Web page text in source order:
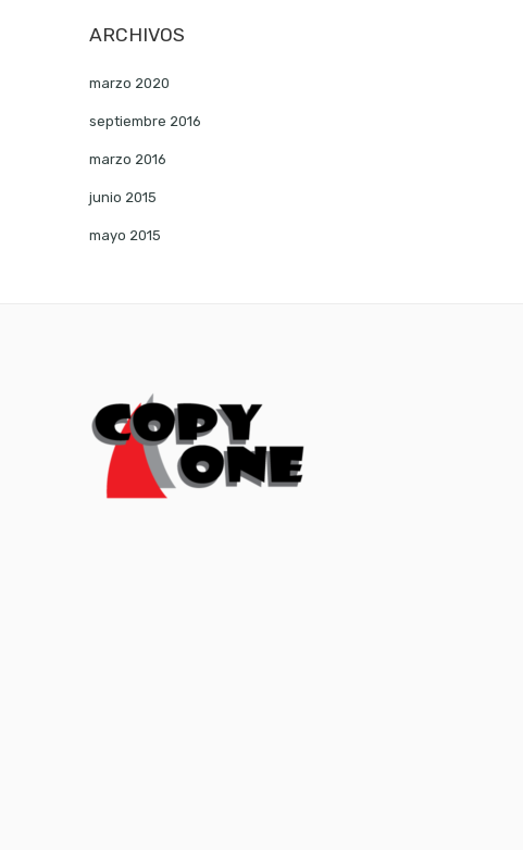
ARCHIVOS
marzo 2020
septiembre 2016
marzo 2016
junio 2015
mayo 2015